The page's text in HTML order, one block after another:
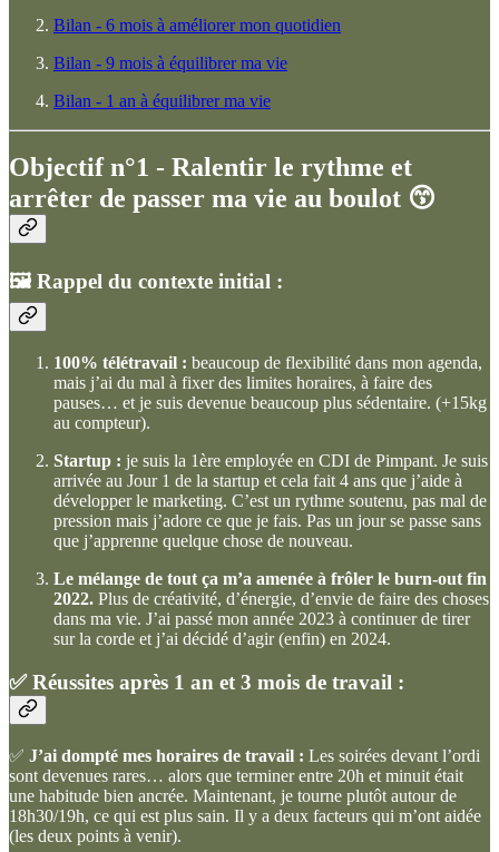
Bilan - 6 mois à améliorer mon quotidien
Bilan - 9 mois à équilibrer ma vie
Bilan - 1 an à équilibrer ma vie
Objectif n°1 - Ralentir le rythme et
arrêter de passer ma vie au boulot 😙
🖼️ Rappel du contexte initial :
100% télétravail : beaucoup de flexibilité dans mon agenda,
mais j’ai du mal à fixer des limites horaires, à faire des
pauses… et je suis devenue beaucoup plus sédentaire. (+15kg
au compteur).
Startup : je suis la 1ère employée en CDI de Pimpant. Je suis
arrivée au Jour 1 de la startup et cela fait 4 ans que j’aide à
développer le marketing. C’est un rythme soutenu, pas mal de
pression mais j’adore ce que je fais. Pas un jour se passe sans
que j’apprenne quelque chose de nouveau.
Le mélange de tout ça m’a amenée à frôler le burn-out fin
2022. Plus de créativité, d’énergie, d’envie de faire des choses
dans ma vie. J’ai passé mon année 2023 à continuer de tirer
sur la corde et j’ai décidé d’agir (enfin) en 2024.
✅Réussites après 1 an et 3 mois de travail :
✅ J’ai dompté mes horaires de travail : Les soirées devant l’ordi
sont devenues rares… alors que terminer entre 20h et minuit était
une habitude bien ancrée. Maintenant, je tourne plutôt autour de
18h30/19h, ce qui est plus sain. Il y a deux facteurs qui m’ont aidée
(les deux points à venir).